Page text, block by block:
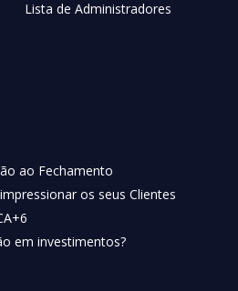
Lista de Administradores
ao Fechamento
os seus Clientes
em investimentos?